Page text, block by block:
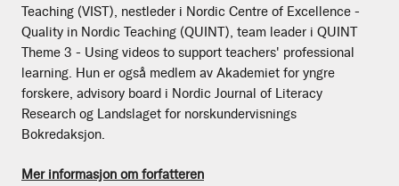
Teaching (VIST), nestleder i Nordic Centre of Excellence -
Quality in Nordic Teaching (QUINT), team leader i QUINT
Theme 3 - Using videos to support teachers' professional
learning. Hun er også medlem av Akademiet for yngre
forskere, advisory board i Nordic Journal of Literacy
Research og Landslaget for norskundervisnings
Bokredaksjon.
Mer informasjon om forfatteren